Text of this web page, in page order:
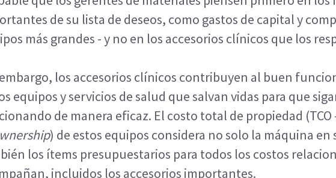
de su lista de deseos, como gastos de capital y
más grandes - y no en los accesorios clínicos que los
los accesorios clínicos contribuyen al buen
equipos y servicios de salud que salvan vidas para que
de manera eficaz. El costo total de propiedad (TCO
) de estos equipos considera no solo la máquina en
los ítems presupuestarios para todos los costos
incluidos los accesorios importantes.